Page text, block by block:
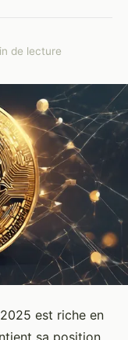
de lecture
est riche en
sa position